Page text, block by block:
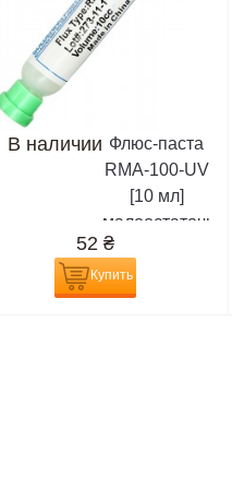
В наличии Флюс-паста
RMA-100-UV
[10 мл]
малоостаточная,
разновидность
RMA-223
52₴
Купить